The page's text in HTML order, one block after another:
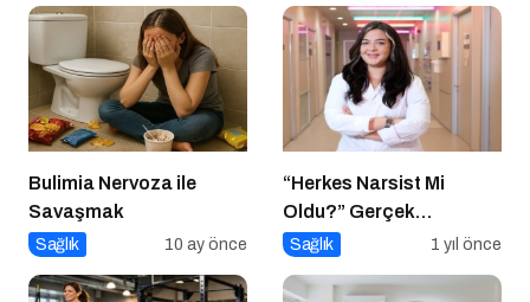
Bulimia Nervoza ile
Savaşmak
Sağlık 10 ay önce
“Herkes Narsist Mi
Oldu?” Gerçek
Narsisizm Nedir?
Sağlık 1 yıl önce